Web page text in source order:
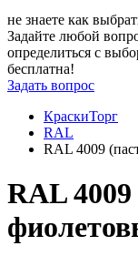
Новинки
не знаете как
Задайте любой
определиться с
бесплатна!
Задать вопрос
КраскиТорг
RAL
RAL 4009
RAL 4009